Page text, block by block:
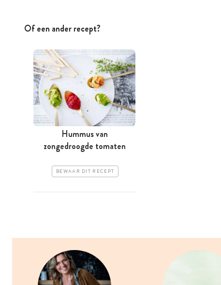
Of een ander recept?
Hummus van
zongedroogde tomaten
BEWAAR DIT RECEPT